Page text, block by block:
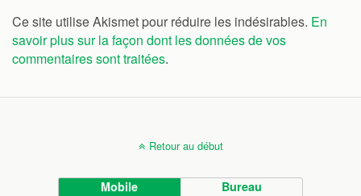
Ce site utilise Akismet pour réduire les indésirables. En
savoir plus sur la façon dont les données de vos
commentaires sont traitées.
Retour au début
Mobile Bureau